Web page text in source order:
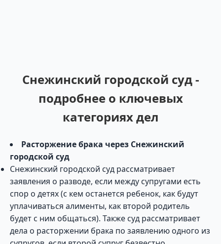
Снежинский городской суд -
подробнее о ключевых
категориях дел
Расторжение брака через Снежинский
городской суд
Снежинский городской суд рассматривает
заявления о разводе, если между супругами есть
спор о детях (с кем останется ребенок, как будут
уплачиваться алименты, как второй родитель
будет с ним общаться). Также суд рассматривает
дела о расторжении брака по заявлению одного из